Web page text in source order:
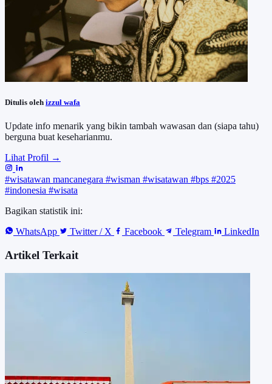
Ditulis oleh izzul wafa
Update info menarik yang bikin tambah wawasan dan (siapa tahu)
berguna buat keseharianmu.
Lihat Profil →
#wisatawan mancanegara #wisman #wisatawan #bps #2025
#indonesia #wisata
Bagikan statistik ini:
WhatsApp
Twitter / X Facebook Telegram LinkedIn
Artikel Terkait